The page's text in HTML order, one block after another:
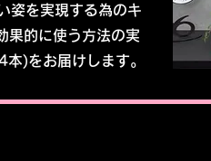
姿を実現する為のキ
果的に使う方法の実
)をお届けします。